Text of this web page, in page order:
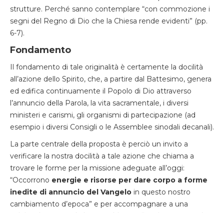
strutture. Perché sanno contemplare “con commozione i
segni del Regno di Dio che la Chiesa rende evidenti” (pp.
6-7).
Fondamento
Il fondamento di tale originalità è certamente la docilità
all’azione dello Spirito, che, a partire dal Battesimo, genera
ed edifica continuamente il Popolo di Dio attraverso
l’annuncio della Parola, la vita sacramentale, i diversi
ministeri e carismi, gli organismi di partecipazione (ad
esempio i diversi Consigli o le Assemblee sinodali decanali).
La parte centrale della proposta è perciò un invito a
verificare la nostra docilità a tale azione che chiama a
trovare le forme per la missione adeguate all’oggi:
“Occorrono energie e risorse per dare corpo a forme
inedite di annuncio del Vangelo in questo nostro
cambiamento d’epoca” e per accompagnare a una